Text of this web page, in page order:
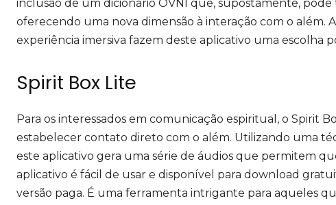
inclusão de um dicionário OVNI que, supostamente,
oferecendo uma nova dimensão à interação com o além.
experiência imersiva fazem deste aplicativo uma escolha
Spirit Box Lite
Para os interessados em comunicação espiritual, o Spirit
estabelecer contato direto com o além. Utilizando uma
este aplicativo gera uma série de áudios que permitem
aplicativo é fácil de usar e disponível para download
versão paga. É uma ferramenta intrigante para aqueles